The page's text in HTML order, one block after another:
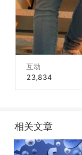
互动
23,834
相关文章